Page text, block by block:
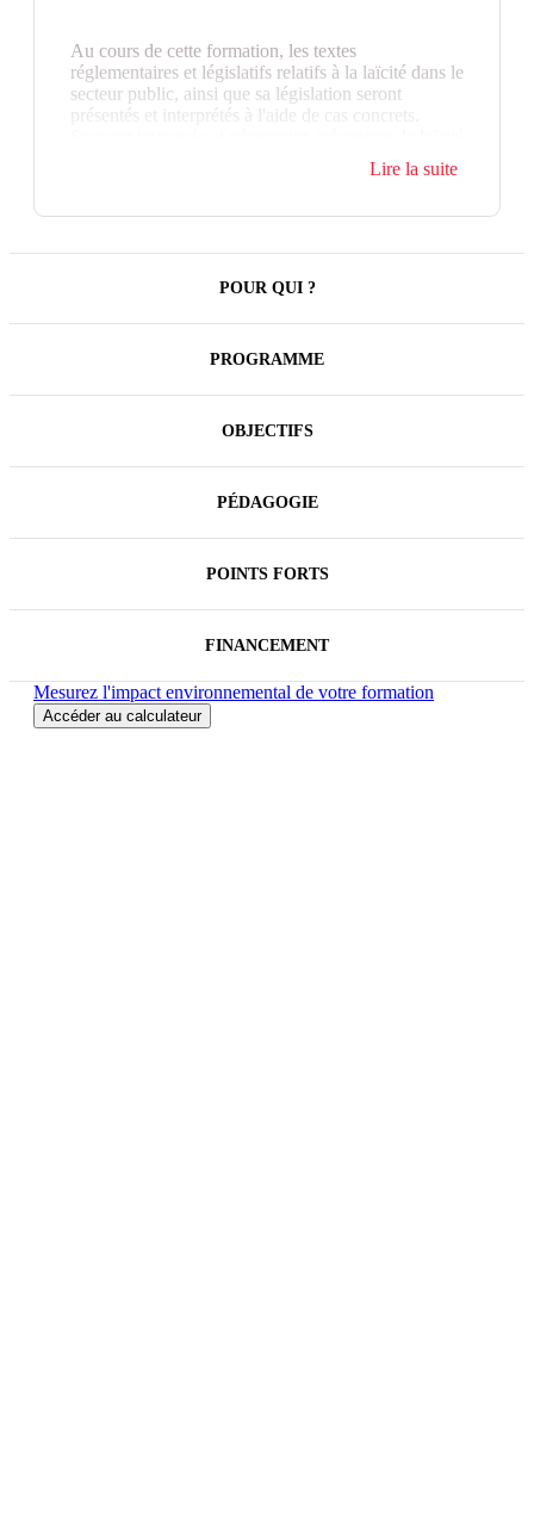
Au cours de cette formation, les textes
réglementaires et législatifs relatifs à la laïcité dans le
secteur public, ainsi que sa législation seront
présentés et interprétés à l'aide de cas concrets.
est un concept juridique précis, régie par des textes
législatifs et objet de multiples jurisprudences,
impose des obligations aux employeurs publics et
Lire la suite
POUR QUI ?
PROGRAMME
OBJECTIFS
PÉDAGOGIE
POINTS FORTS
FINANCEMENT
Mesurez l'impact environnemental de votre formation
Accéder au calculateur